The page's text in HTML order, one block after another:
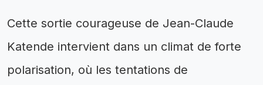
Cette sortie courageuse de Jean-Claude
Katende intervient dans un climat de forte
polarisation, où les tentations de